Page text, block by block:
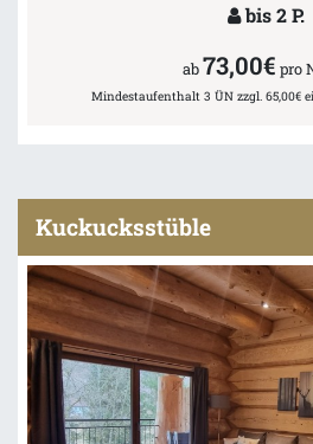
bis 2 P.
ab73,00€ pro
Mindestaufenthalt 3 ÜN zzgl. 65,00€
Kuckucksstüble